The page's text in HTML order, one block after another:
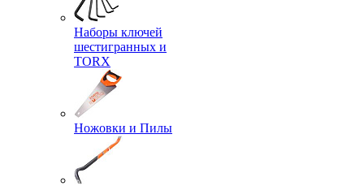
Наборы ключей
шестигранных и
TORX
Ножовки и Пилы